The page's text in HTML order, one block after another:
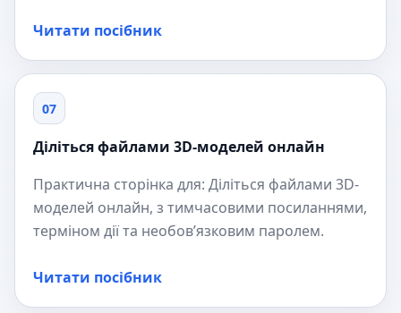
Читати посібник
07
Діліться файлами 3D-моделей онлайн
Практична сторінка для: Діліться файлами 3D-
моделей онлайн, з тимчасовими посиланнями,
терміном дії та необов’язковим паролем.
Читати посібник